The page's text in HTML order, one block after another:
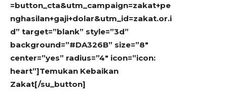
=button_cta&utm_campaign=zakat+pe
nghasilan+gaji+dolar&utm_id=zakat.or.i
d” target=”blank” style=”3d”
background=”#DA326B” size=”8″
center=”yes” radius=”4″ icon=”icon:
heart”]Temukan Kebaikan
Zakat[/su_button]